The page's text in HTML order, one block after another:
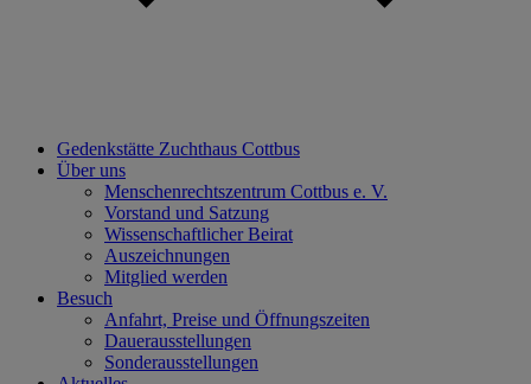
Gedenkstätte Zuchthaus Cottbus
Über uns
Menschenrechtszentrum Cottbus e. V.
Vorstand und Satzung
Wissenschaftlicher Beirat
Auszeichnungen
Mitglied werden
Besuch
Anfahrt, Preise und Öffnungszeiten
Dauerausstellungen
Sonderausstellungen